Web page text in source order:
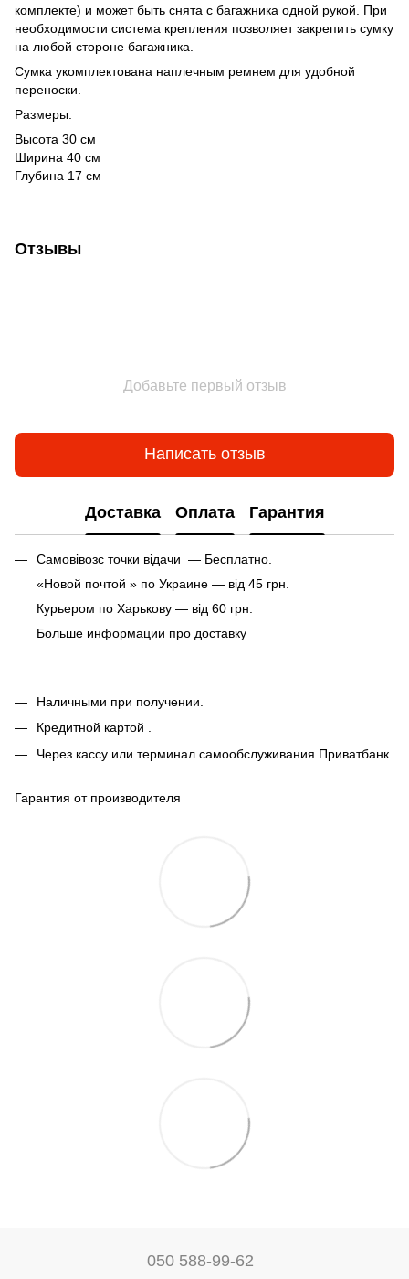
комплекте) и может быть снята с багажника одной рукой. При
необходимости система крепления позволяет закрепить сумку
на любой стороне багажника.
Сумка укомплектована наплечным ремнем для удобной
переноски.
Размеры:
Высота 30 см
Ширина 40 см
Глубина 17 см
Отзывы
Добавьте первый отзыв
Написать отзыв
Доставка Оплата Гарантия
Самовівозс точки відачи — Бесплатно.
«Новой почтой » по Украине — від 45 грн.
Курьером по Харькову — від 60 грн.
Больше информации про доставку
Наличными при получении.
Кредитной картой .
Через кассу или терминал самообслуживания Приватбанк.
Гарантия от производителя
050 588-99-62